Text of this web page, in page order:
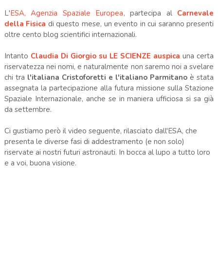
L'ESA, Agenzia Spaziale Europea, partecipa al Carnevale
della Fisica di questo mese, un evento in cui saranno presenti
oltre cento blog scientifici internazionali.
Intanto Claudia Di Giorgio su LE SCIENZE auspica una certa
riservatezza nei nomi, e naturalmente non saremo noi a svelare
chi tra l'italiana Cristoforetti e l'italiano Parmitano è stata
assegnata la partecipazione alla futura missione sulla Stazione
Spaziale Internazionale, anche se in maniera ufficiosa si sa già
da settembre.
Ci gustiamo però il video seguente, rilasciato dall'ESA, che
presenta le diverse fasi di addestramento (e non solo)
riservate ai nostri futuri astronauti. In bocca al lupo a tutto loro
e a voi, buona visione.